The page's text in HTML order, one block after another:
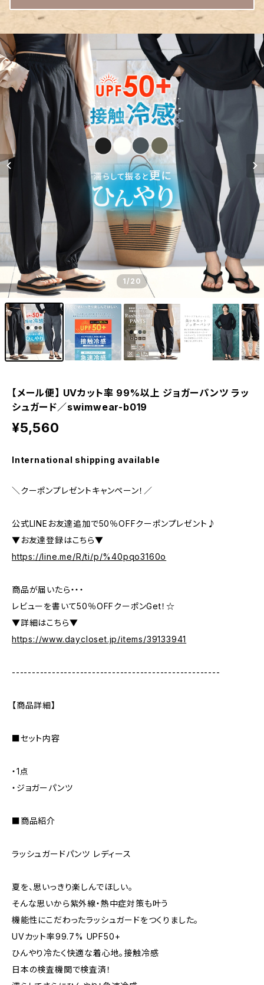
1/20
【メール便】 UVカット率 99%以上 ジョガーパンツ ラッ
シュガード／swimwear-b019
¥5,560
International shipping available
＼クーポンプレゼントキャンペーン！／
公式LINEお友達追加で50％OFFクーポンプレゼント♪
▼お友達登録はこちら▼
https://line.me/R/ti/p/%40pqo3160o
商品が届いたら・・・
レビューを書いて50％OFFクーポンGet！☆
▼詳細はこちら▼
https://www.daycloset.jp/items/39133941
----------------------------------------------------
【商品詳細】
■セット内容
・1点
・ジョガーパンツ
■商品紹介
ラッシュガードパンツ レディース
夏を、思いっきり楽しんでほしい。
そんな思いから紫外線・熱中症対策も叶う
機能性にこだわったラッシュガードをつくりました。
UVカット率99.7% UPF50+
ひんやり冷たく快適な着心地。接触冷感
日本の検査機関で検査済！